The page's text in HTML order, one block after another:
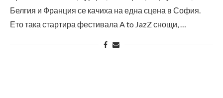
Белгия и Франция се качиха на една сцена в София.
Ето така стартира фестивала A to JazZ снощи, …